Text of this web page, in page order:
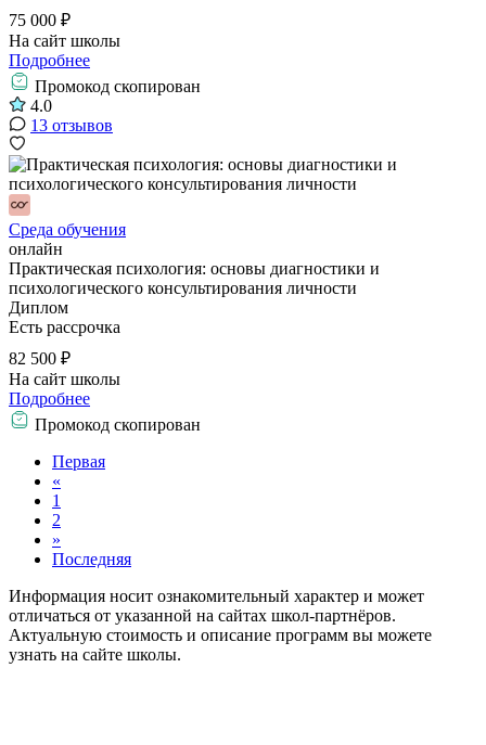
75 000 ₽
На сайт школы
Подробнее
Промокод скопирован
4.0
13 отзывов
Среда обучения
онлайн
Практическая психология: основы диагностики и
психологического консультирования личности
Диплом
Есть рассрочка
82 500 ₽
На сайт школы
Подробнее
Промокод скопирован
Первая
«
1
2
»
Последняя
Информация носит ознакомительный характер и может
отличаться от указанной на сайтах школ-партнёров.
Актуальную стоимость и описание программ вы можете
узнать на сайте школы.